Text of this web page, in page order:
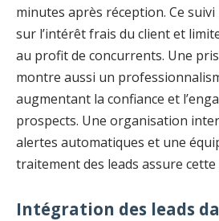
minutes après réception. Ce
sur l’intérêt frais du client et
au profit de concurrents. Une
montre aussi un
augmentant la confiance et
prospects. Une organisation
alertes automatiques et une
traitement des leads assure
Intégration des leads